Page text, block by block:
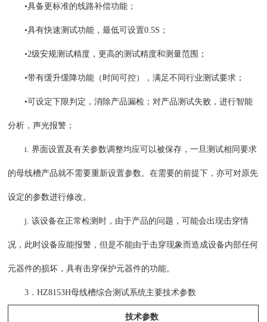
•具备更标准的线路补偿功能；
•具有快速测试功能，最低可设置0.5S；
•2级安规测试精度，更高的测试精度和测量范围；
•带有缓升缓降功能（时间可控），满足不同行业测试要求；
•可设定下限判定，消除产品漏检；对产品测试失败，进行智能
分析，声光报警；
i. 界面设置及有关参数调整均应可以被保存，一旦测试相同要求
的母线槽产品就不需要重新设置参数。在需要的前提下，亦可对原先
设定的参数进行修改。
j. 该设备在正常检测时，由于产品的问题，可能会出现击穿情
况，此时设备应能报警，但是不能由于击穿现象而造成设备内部任何
元器件的损坏，具有击穿保护元器件的功能。
3．HZ8153H母线槽综合测试系统主要技术参数
技术参数